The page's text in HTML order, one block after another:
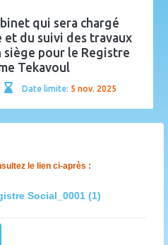
qui sera chargé
et du suivi des travaux
siège pour le Registre
Tekavoul
Date limite: 5 nov. 2025
le lien ci-après :
Social_0001 (1)